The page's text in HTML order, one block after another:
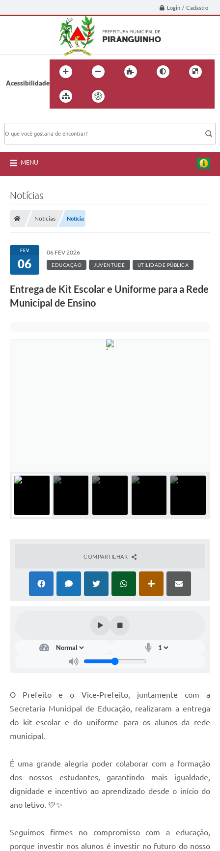
Login / Cadastro
Acessibilidade
MENU
Notícias
Notícias Notícia
FEV
06
06 FEV 2026
EDUCAÇÃO JUVENTUDE UTILIDADE PÚBLICA
Entrega de Kit Escolar e Uniforme para a Rede
Municipal de Ensino
COMPARTILHAR
O Prefeito e o Vice-Prefeito, juntamente com a
Secretaria Municipal de Educação, realizaram a entrega
do kit escolar e do uniforme para os alunos da rede
municipal.
É uma grande alegria poder colaborar com a formação
dos nossos estudantes, garantindo mais igualdade,
dignidade e incentivo ao aprendizado desde o início do
ano letivo. 💙✨
Seguimos firmes no compromisso com a educação,
porque investir nos alunos é investir no futuro do nosso